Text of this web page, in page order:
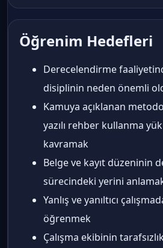
Öğrenim Hedefleri
Derecelendirme
disiplinin neden önemli
Kamuya açıklanan
yazılı rehber kullanma
kavramak
Belge ve kayıt düzeninin
sürecindeki yerini
Yanlış ve yanıltıcı
öğrenmek
Çalışma ekibinin